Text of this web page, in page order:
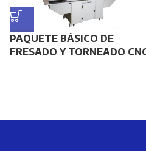
PAQUETE BÁSICO DE
FRESADO Y TORNEADO